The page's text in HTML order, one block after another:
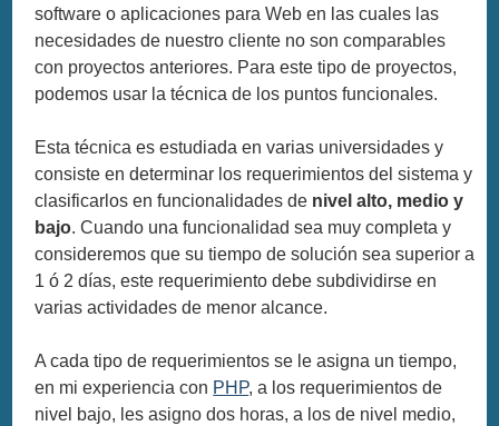
software o aplicaciones para Web en las cuales las
necesidades de nuestro cliente no son comparables
con proyectos anteriores. Para este tipo de proyectos,
podemos usar la técnica de los puntos funcionales.
Esta técnica es estudiada en varias universidades y
consiste en determinar los requerimientos del sistema y
clasificarlos en funcionalidades de nivel alto, medio y
bajo. Cuando una funcionalidad sea muy completa y
consideremos que su tiempo de solución sea superior a
1 ó 2 días, este requerimiento debe subdividirse en
varias actividades de menor alcance.
A cada tipo de requerimientos se le asigna un tiempo,
en mi experiencia con PHP, a los requerimientos de
nivel bajo, les asigno dos horas, a los de nivel medio,